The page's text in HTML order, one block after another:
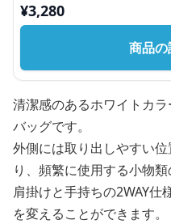
¥3,280
商品
清潔感のあるホワイトカ
バッグです。
外側には取り出しやすい
り、頻繁に使用する小物類
肩掛けと手持ちの2WAY仕
を変えることができます。